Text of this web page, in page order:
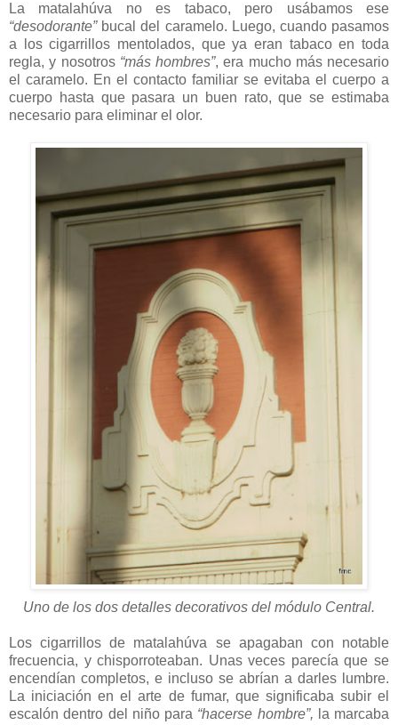
La matalahúva no es tabaco, pero usábamos ese
“desodorante”bucal del caramelo. Luego, cuando pasamos
a los cigarrillos mentolados, que ya eran tabaco en toda
regla, y nosotros “más hombres”, era mucho más necesario
el caramelo. En el contacto familiar se evitaba el cuerpo a
cuerpo hasta que pasara un buen rato, que se estimaba
necesario para eliminar el olor.
Uno de los dos detalles decorativos del módulo Central.
Los cigarrillos de matalahúva se apagaban con notable
frecuencia, y chisporroteaban. Unas veces parecía que se
encendían completos, e incluso se abrían a darles lumbre.
La iniciación en el arte de fumar, que significaba subir el
escalón dentro del niño para “hacerse hombre”, la marcaba